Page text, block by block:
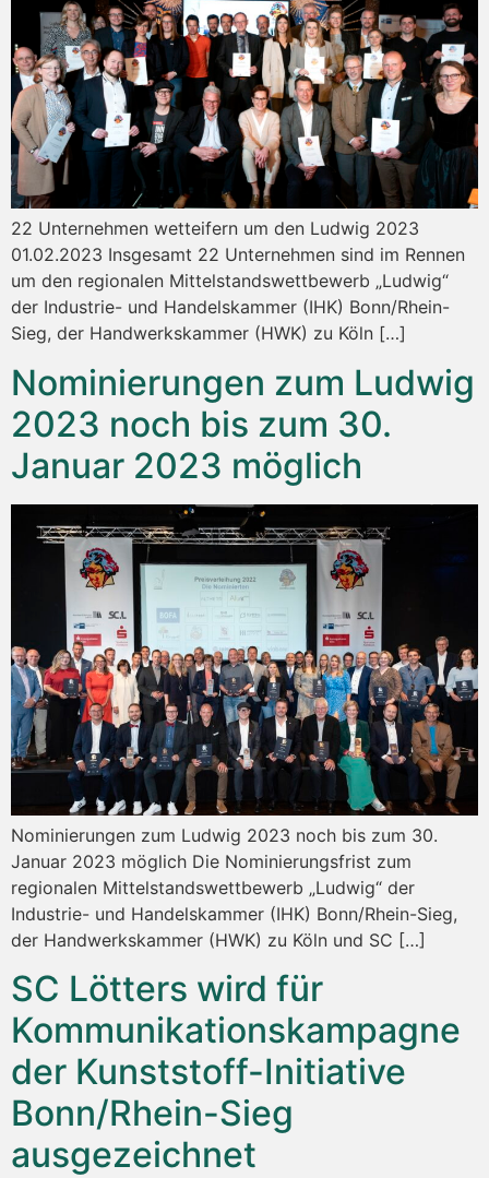
22 Unternehmen wetteifern um den Ludwig 2023
01.02.2023 Insgesamt 22 Unternehmen sind im Rennen
um den regionalen Mittelstandswettbewerb „Ludwig“
der Industrie- und Handelskammer (IHK) Bonn/Rhein-
Sieg, der Handwerkskammer (HWK) zu Köln […]
Nominierungen zum Ludwig
2023 noch bis zum 30.
Januar 2023 möglich
Nominierungen zum Ludwig 2023 noch bis zum 30.
Januar 2023 möglich Die Nominierungsfrist zum
regionalen Mittelstandswettbewerb „Ludwig“ der
Industrie- und Handelskammer (IHK) Bonn/Rhein-Sieg,
der Handwerkskammer (HWK) zu Köln und SC […]
SC Lötters wird für
Kommunikationskampagne
der Kunststoff-Initiative
Bonn/Rhein-Sieg
ausgezeichnet